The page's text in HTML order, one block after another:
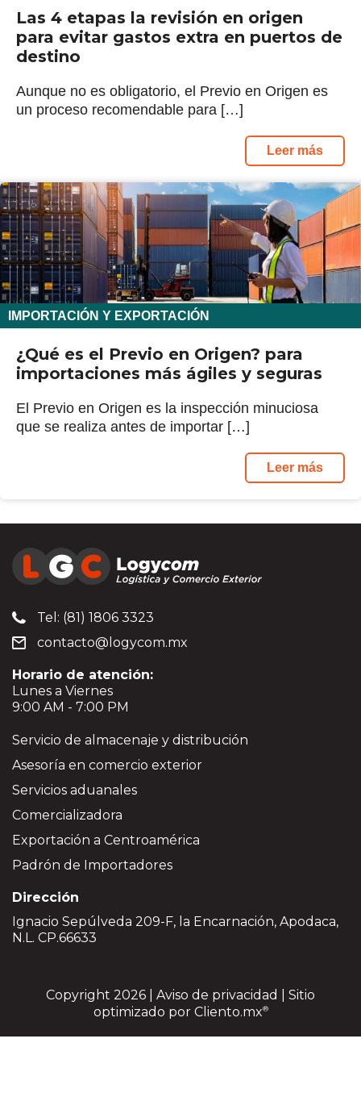
Las 4 etapas la revisión en origen
para evitar gastos extra en puertos de
destino
Aunque no es obligatorio, el Previo en Origen es
un proceso recomendable para […]
Leer más
IMPORTACIÓN Y EXPORTACIÓN
¿Qué es el Previo en Origen? para
importaciones más ágiles y seguras
El Previo en Origen es la inspección minuciosa
que se realiza antes de importar […]
Leer más
Tel: (81) 1806 3323
contacto@logycom.mx
Horario de atención:
Lunes a Viernes
9:00 AM - 7:00 PM
Servicio de almacenaje y distribución
Asesoría en comercio exterior
Servicios aduanales
Comercializadora
Exportación a Centroamérica
Padrón de Importadores
Dirección
Ignacio Sepúlveda 209-F, la Encarnación, Apodaca,
N.L. CP.66633
Copyright 2026 | Aviso de privacidad
| Sitio
optimizado por Cliento.mx®